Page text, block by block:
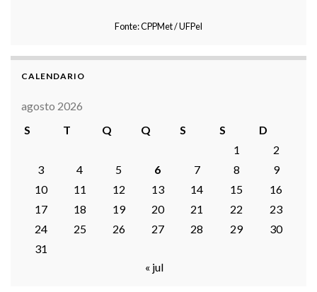
Fonte: CPPMet / UFPel
CALENDARIO
agosto 2026
S
T Q Q S S
D
1
2
3
4 5 6 7 8
9
10
11 12 13 14 15
16
17
18 19 20 21 22
23
24
25 26 27 28 29
30
31
« jul